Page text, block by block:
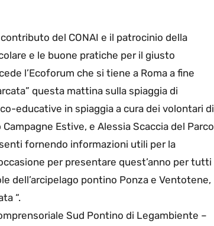
del CONAI e il patrocinio della
e le buone pratiche per il giusto
l’Ecoforum che si tiene a Roma a fine
questa mattina sulla spiaggia di
educative in spiaggia a cura dei volontari di
Estive, e Alessia Scaccia del Parco
fornendo informazioni utili per la
per presentare quest’anno per tutti
dell’arcipelago pontino Ponza e Ventotene,
“.
Sud Pontino di Legambiente –